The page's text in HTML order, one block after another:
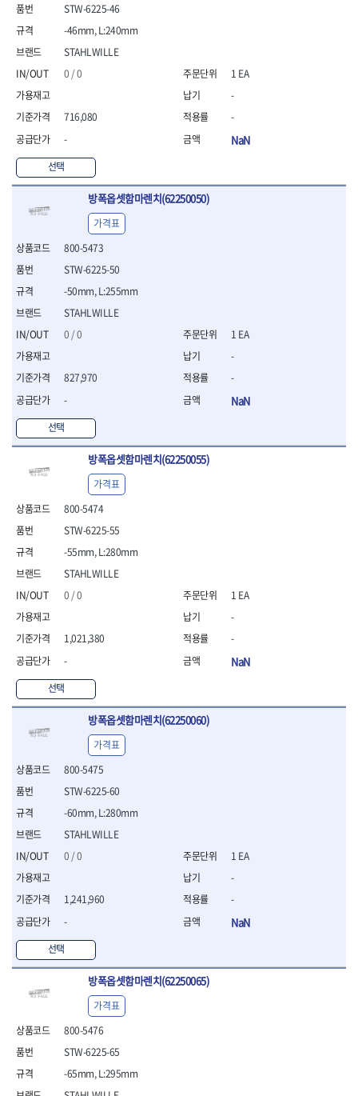
- 날교환드라이버세트
- 드라이버핸들
- 비트홀다드라이버
- 비트홀다드라이버세트
- 별비트
- 육각비트
- 검전드라이버
- 육각T렌치
- 전동비트홀다
- 드라이버비트세트
- 옵셋드라이버
- 스크래퍼드라이버
- 정밀드라이버
- 기어렌치
- 육각복스드라이버
- 툴첵플러스
- 볼트세터
- 레이저팁 드라이버
- 라쳇렌치
- 임팩엑스트라롱소켓
- 파워렌치
- 드릴척아답타
- 조인트플러그소켓
- 옵셋렌치
- 소켓홀더
- 클라이밍비트
- 토크아답타
- 일자비트
- 임팩별비트
- 임팩일자비트
- 임팩포지비트
- 임팩십자비트
- 십자비트
- 임팩별비트소켓
- 임팩XZN비트소켓
- 일자비트소켓
- XZN비트
- 임팩XZN비트
- 사각비트
- 포지비트소켓
- 뻰치
- 편구스패너
- 플라이어
- 롱노우즈
- 스냅링플라이어
- 그룹조인트플라이어
- 케이블커터
- 에어앵글그라인더
- 에어원형샌더
- 에어펀치
- 운반가방
- 습식그라인더
- 건식그라인더
- 기타 악세사리
- 루터, 루터테이블
이젠
일레드
츠노다(TTC)
협성
STAHLWILLE
0 / 0
716,080
-
선택
STW-6225-46
-46mm, L:240mm
1 EA
-
-
NaN
방폭옵셋함마렌치(62250050)
800-5473
STAHLWILLE
0 / 0
827,970
-
선택
STW-6225-50
-50mm, L:255mm
가격표
1 EA
-
-
NaN
방폭옵셋함마렌치(62250055)
800-5474
STAHLWILLE
0 / 0
1,021,380
-
선택
STW-6225-55
-55mm, L:280mm
가격표
1 EA
-
-
NaN
방폭옵셋함마렌치(62250060)
800-5475
STAHLWILLE
0 / 0
1,241,960
-
선택
STW-6225-60
-60mm, L:280mm
가격표
1 EA
-
-
NaN
방폭옵셋함마렌치(62250065)
800-5476
STW-6225-65
-65mm, L:295mm
가격표